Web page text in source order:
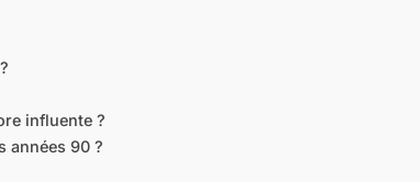
influente ?
années 90 ?